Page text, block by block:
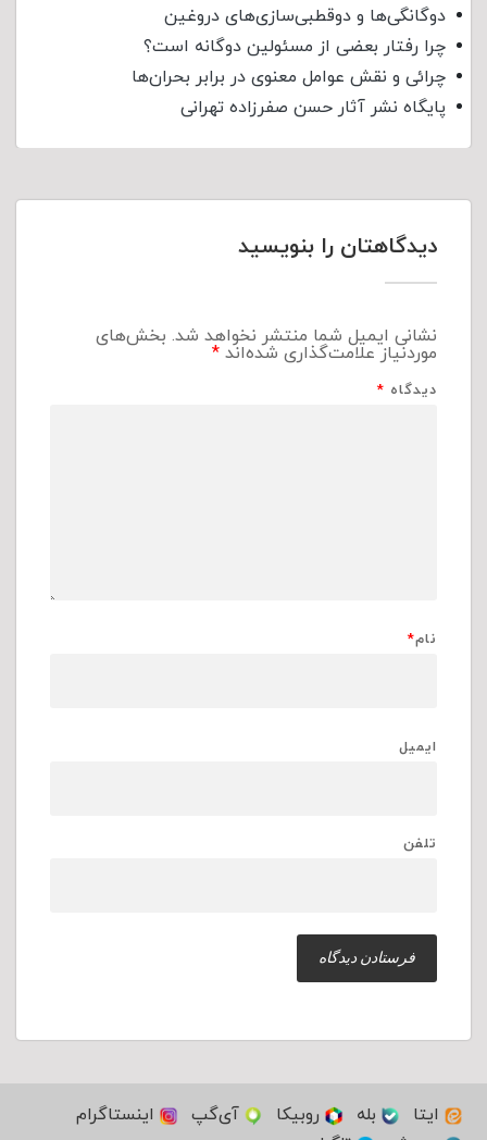
دوگانگی‌ها و دوقطبی‌سازی‌های دروغین
چرا رفتار بعضی از مسئولین دوگانه است؟
چرائی و نقش عوامل معنوی در برابر بحران‌ها
پایگاه نشر آثار حسن صفرزاده تهرانی
دیدگاهتان را بنویسید
نشانی ایمیل شما منتشر نخواهد شد. بخش‌های
موردنیاز علامت‌گذاری شده‌اند*
دیدگاه *
نام*
ایمیل
تلفن
ایتا بله روبیکا آی‌گپ
اینستاگرام